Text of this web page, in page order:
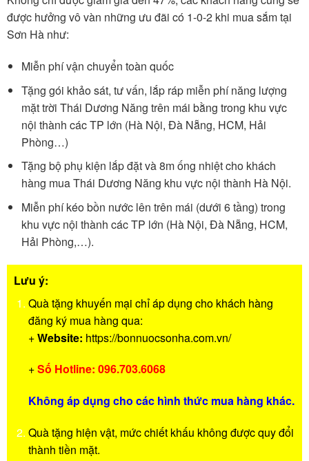
được hưởng vô vàn những ưu đãi có 1-0-2 khi mua sắm tại
Sơn Hà như:
Miễn phí vận chuyển toàn quốc
Tặng gói khảo sát, tư vấn, lắp ráp miễn phí năng lượng
mặt trời Thái Dương Năng trên mái bằng trong khu vực
nội thành các TP lớn (Hà Nội, Đà Nẵng, HCM, Hải
Phòng…)
Tặng bộ phụ kiện lắp đặt và 8m ống nhiệt cho khách
hàng mua Thái Dương Năng khu vực nội thành Hà Nội.
Miễn phí kéo bồn nước lên trên mái (dưới 6 tầng) trong
khu vực nội thành các TP lớn (Hà Nội, Đà Nẵng, HCM,
Hải Phòng,…).
Lưu ý:
Quà tặng khuyến mại chỉ áp dụng cho khách hàng
đăng ký mua hàng qua:
+Website: https://bonnuocsonha.com.vn/
+Số Hotline: 096.703.6068
Không áp dụng cho các hình thức mua hàng khác.
Quà tặng hiện vật, mức chiết khấu không được quy đổi
thành tiền mặt.